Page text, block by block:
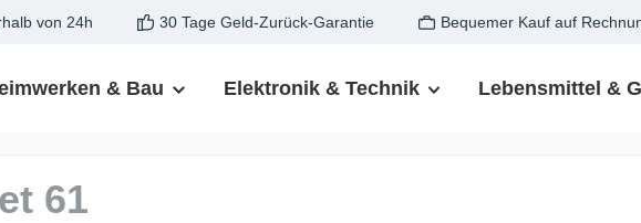
von 24h 30 Tage Geld-Zurück-Garantie Bequemer Kauf auf
& Bau Elektronik & Technik Lebensmittel &
61